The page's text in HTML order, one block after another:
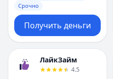
Срочно
Получить деньги
ЛайкЗайм
4.5